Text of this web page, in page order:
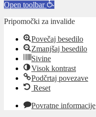
Open toolbar
Pripomočki za invalide
Povečaj besedilo
Zmanjšaj besedilo
Sivine
Visok kontrast
Podčrtaj povezave
Reset
Povratne informacije